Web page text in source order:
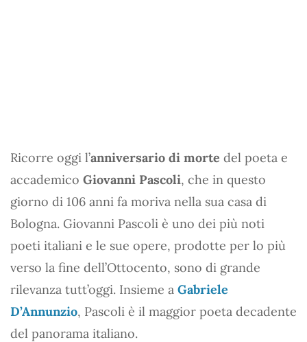
Ricorre oggi l’anniversario di morte del poeta e
accademico Giovanni Pascoli, che in questo
giorno di 106 anni fa moriva nella sua casa di
Bologna. Giovanni Pascoli è uno dei più noti
poeti italiani e le sue opere, prodotte per lo più
verso la fine dell’Ottocento, sono di grande
rilevanza tutt’oggi. Insieme a Gabriele
D’Annunzio, Pascoli è il maggior poeta decadente
del panorama italiano.